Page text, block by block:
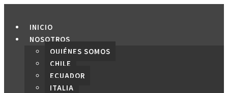
contenidoINICIO
NOSOTROS
QUIÉNES SOMOS
CHILE
ECUADOR
ITALIA